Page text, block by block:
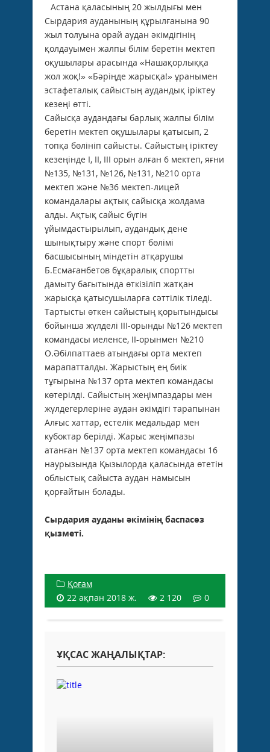
Астана қаласының 20 жылдығы мен
Сырдария ауданының құрылғанына 90
жыл толуына орай аудан әкімдігінің
қолдауымен жалпы білім беретін мектеп
оқушылары арасында «Нашақорлыққа
жол жоқ!» «Бәріңде жарысқа!» ұранымен
эстафеталық сайыстың аудандық іріктеу
кезеңі өтті.
Сайысқа аудандағы барлық жалпы білім
беретін мектеп оқушылары қатысып, 2
топқа бөлініп сайысты. Сайыстың іріктеу
кезеңінде І, ІІ, ІІІ орын алған 6 мектеп, яғни
№135, №131, №126, №131, №210 орта
мектеп және №36 мектеп-лицей
командалары ақтық сайысқа жолдама
алды. Ақтық сайыс бүгін
ұйымдастырылып, аудандық дене
шынықтыру және спорт бөлімі
басшысының міндетін атқарушы
Б.Есмағанбетов бұқаралық спортты
дамыту бағытында өткізіліп жатқан
жарысқа қатысушыларға сәттілік тіледі.
Тартысты өткен сайыстың қорытындысы
бойынша жүлделі ІІІ-орынды №126 мектеп
командасы иеленсе, ІІ-орынмен №210
О.Әбілпаттаев атындағы орта мектеп
марапатталды. Жарыстың ең биік
тұғырына №137 орта мектеп командасы
көтерілді. Сайыстың жеңімпаздары мен
жүлдегерлеріне аудан әкімдігі тарапынан
Алғыс хаттар, естелік медальдар мен
кубоктар берілді. Жарыс жеңімпазы
атанған №137 орта мектеп командасы 16
наурызында Қызылорда қаласында өтетін
облыстық сайыста аудан намысын
қорғайтын болады.
Сырдария ауданы әкімінің баспасөз
қызметі.
Қоғам
22 ақпан 2018 ж.
2 120 0
ҰҚСАС ЖАҢАЛЫҚТАР: